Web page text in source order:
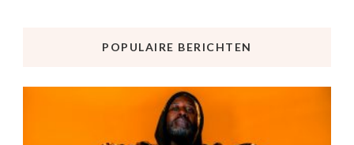
POPULAIRE BERICHTEN